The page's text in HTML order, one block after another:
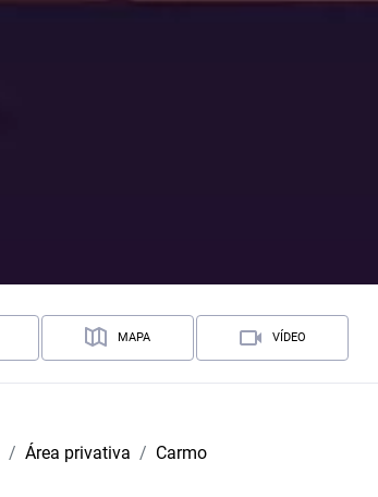
MAPA VÍDEO
Área privativa Carmo